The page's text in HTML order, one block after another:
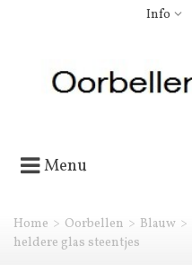
Info
Menu
Home > Oorbellen > Blauw >
heldere glas steentjes